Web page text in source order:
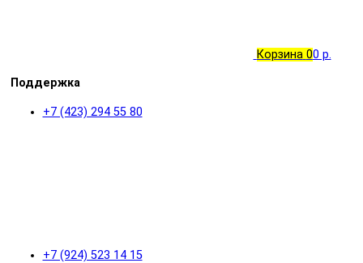
Корзина 00 р.
Поддержка
+7 (423) 294 55 80
+7 (924) 523 14 15